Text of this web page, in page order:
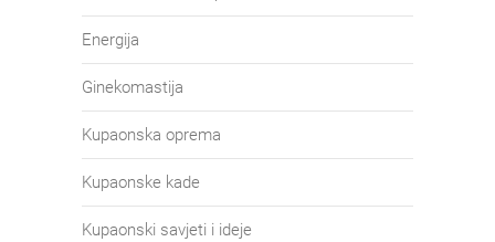
Energija
Ginekomastija
Kupaonska oprema
Kupaonske kade
Kupaonski savjeti i ideje